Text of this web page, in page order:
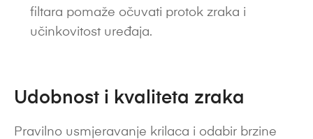
filtara pomaže očuvati protok zraka i
učinkovitost uređaja.
Udobnost i kvaliteta zraka
Pravilno usmjeravanje krilaca i odabir brzine